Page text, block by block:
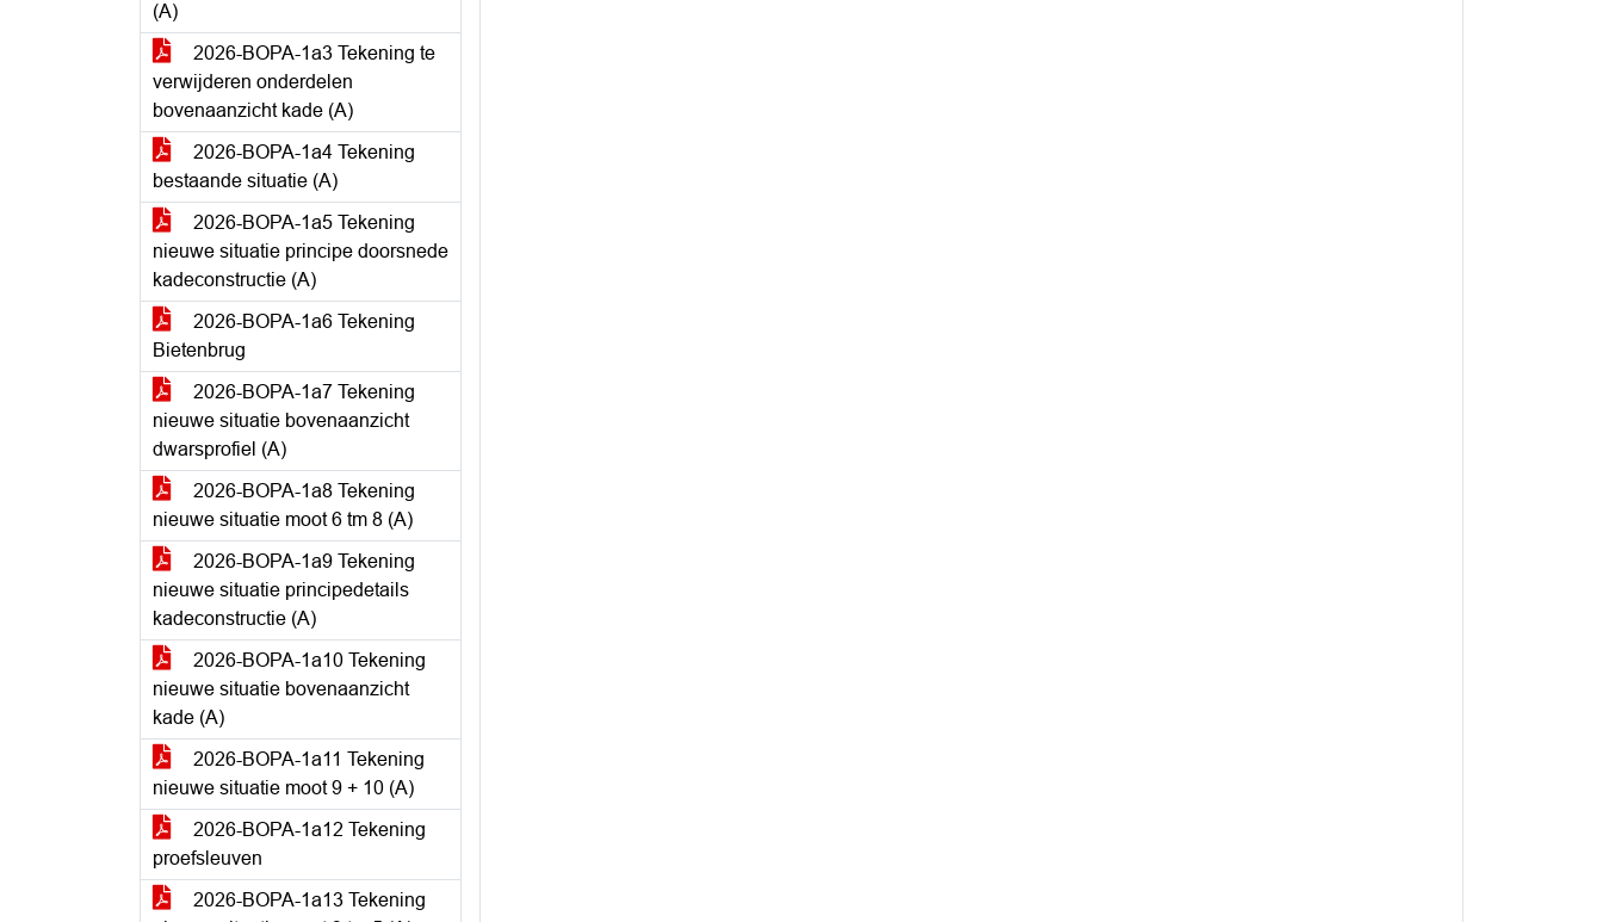
(A)
2026-BOPA-1a3 Tekening te
verwijderen onderdelen
bovenaanzicht kade (A)
2026-BOPA-1a4 Tekening
bestaande situatie (A)
2026-BOPA-1a5 Tekening
nieuwe situatie principe doorsnede
kadeconstructie (A)
2026-BOPA-1a6 Tekening
Bietenbrug
2026-BOPA-1a7 Tekening
nieuwe situatie bovenaanzicht
dwarsprofiel (A)
2026-BOPA-1a8 Tekening
nieuwe situatie moot 6 tm 8 (A)
2026-BOPA-1a9 Tekening
nieuwe situatie principedetails
kadeconstructie (A)
2026-BOPA-1a10 Tekening
nieuwe situatie bovenaanzicht
kade (A)
2026-BOPA-1a11 Tekening
nieuwe situatie moot 9 + 10 (A)
2026-BOPA-1a12 Tekening
proefsleuven
2026-BOPA-1a13 Tekening